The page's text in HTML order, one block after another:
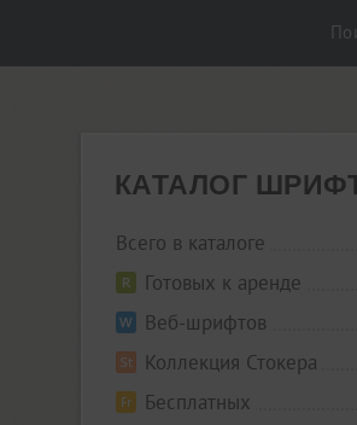
КАТАЛОГ
Всего в каталоге
Готовых к аренде
Веб-шрифтов
Коллекция Стокера
Бесплатных